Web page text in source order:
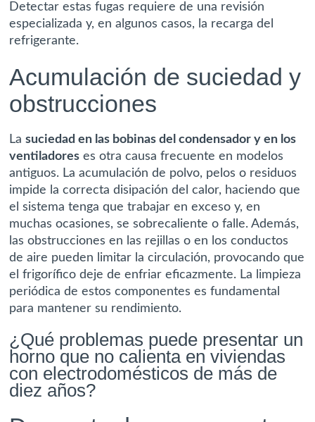
Detectar estas fugas requiere de una revisión
especializada y, en algunos casos, la recarga del
refrigerante.
Acumulación de suciedad y
obstrucciones
Lasuciedad en las bobinas del condensador y en los
ventiladores es otra causa frecuente en modelos
antiguos. La acumulación de polvo, pelos o residuos
impide la correcta disipación del calor, haciendo que
el sistema tenga que trabajar en exceso y, en
muchas ocasiones, se sobrecaliente o falle. Además,
las obstrucciones en las rejillas o en los conductos
de aire pueden limitar la circulación, provocando que
el frigorífico deje de enfriar eficazmente. La limpieza
periódica de estos componentes es fundamental
para mantener su rendimiento.
¿Qué problemas puede presentar un
horno que no calienta en viviendas
con electrodomésticos de más de
diez años?